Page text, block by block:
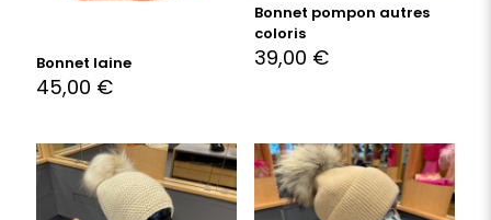
Bonnet laine
45,00 €
Bonnet pompon autres
coloris
39,00 €